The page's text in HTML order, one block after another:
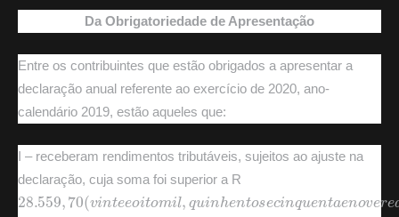
Da Obrigatoriedade de Apresentação
Entre os contribuintes que estão obrigados a apresentar a
declaração anual referente ao exercício de 2020, ano-
calendário 2019, estão aqueles que:
I – receberam rendimentos tributáveis, sujeitos ao ajuste na
declaração, cuja soma foi superior a R
28.559 ,70 v t o i mil i h to ci nt